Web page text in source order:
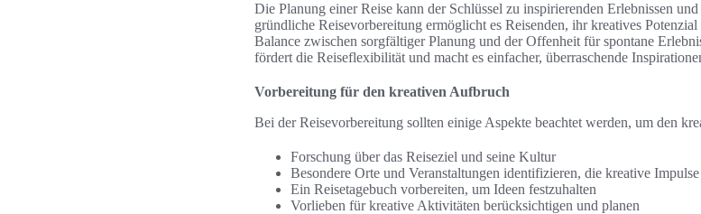
Die Planung einer Reise kann der Schlüssel zu inspirierenden Erlebnissen
gründliche Reisevorbereitung ermöglicht es Reisenden, ihr kreatives
Balance zwischen sorgfältiger Planung und der Offenheit für spontane
fördert die Reiseflexibilität und macht es einfacher, überraschende
Vorbereitung für den kreativen Aufbruch
Bei der Reisevorbereitung sollten einige Aspekte beachtet werden, um den
Forschung über das Reiseziel und seine Kultur
Besondere Orte und Veranstaltungen identifizieren, die kreative Impulse
Ein Reisetagebuch vorbereiten, um Ideen festzuhalten
Vorlieben für kreative Aktivitäten berücksichtigen und planen